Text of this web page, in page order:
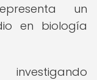
un
en biología